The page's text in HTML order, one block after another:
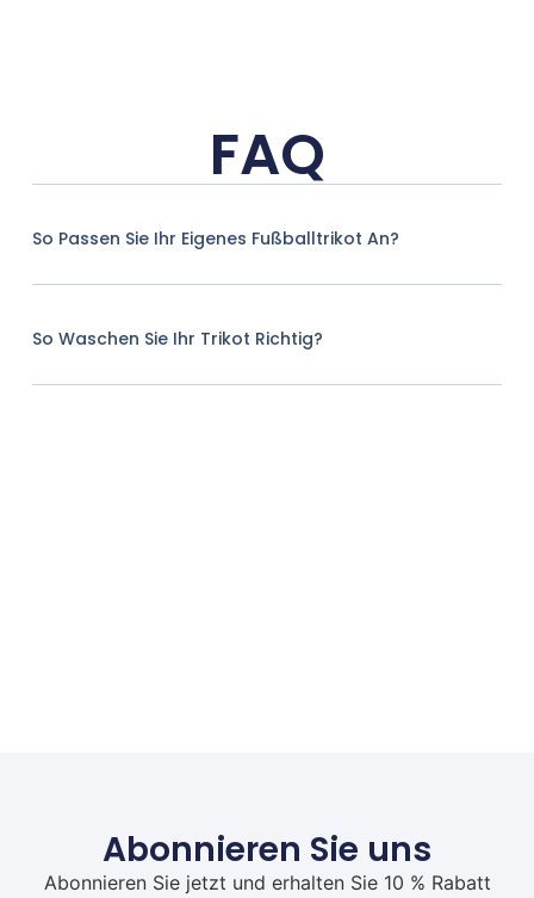
FAQ
So Passen Sie Ihr Eigenes Fußballtrikot An?
So Waschen Sie Ihr Trikot Richtig?
Abonnieren Sie uns
Abonnieren Sie jetzt und erhalten Sie 10 % Rabatt